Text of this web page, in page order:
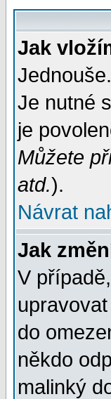
Jak
Je nutné
je
Můžete
atd.).
Návrat
Jak
V
do
někdo
malinký